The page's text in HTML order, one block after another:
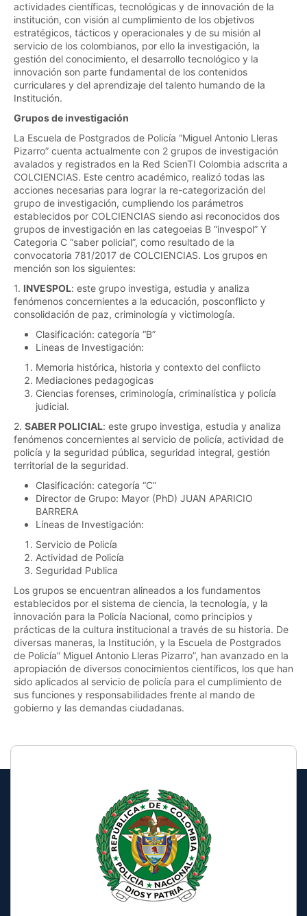
actividades científicas, tecnológicas y de innovación de la
institución, con visión al cumplimiento de los objetivos
estratégicos, tácticos y operacionales y de su misión al
servicio de los colombianos, por ello la investigación, la
gestión del conocimiento, el desarrollo tecnológico y la
innovación son parte fundamental de los contenidos
curriculares y del aprendizaje del talento humando de la
Institución.
Grupos de investigación
La Escuela de Postgrados de Policía “Miguel Antonio Lleras
Pizarro” cuenta actualmente con 2 grupos de investigación
avalados y registrados en la Red ScienTI Colombia adscrita a
COLCIENCIAS. Este centro académico, realizó todas las
acciones necesarias para lograr la re-categorización del
grupo de investigación, cumpliendo los parámetros
establecidos por COLCIENCIAS siendo asi reconocidos dos
grupos de investigación en las categoeias B “invespol” Y
Categoria C “saber policial”, como resultado de la
convocatoria 781/2017 de COLCIENCIAS. Los grupos en
mención son los siguientes:
1. INVESPOL: este grupo investiga, estudia y analiza
fenómenos concernientes a la educación, posconflicto y
consolidación de paz, criminología y victimología.
Clasificación: categoría “B”
Lineas de Investigación:
Memoria histórica, historia y contexto del conflicto
Mediaciones pedagogicas
Ciencias forenses, criminología, criminalística y policía
judicial.
2. SABER POLICIAL: este grupo investiga, estudia y analiza
fenómenos concernientes al servicio de policía, actividad de
policía y la seguridad pública, seguridad integral, gestión
territorial de la seguridad.
Clasificación: categoría “C”
Director de Grupo: Mayor (PhD) JUAN APARICIO
BARRERA
Líneas de Investigación:
Servicio de Policía
Actividad de Policía
Seguridad Publica
Los grupos se encuentran alineados a los fundamentos
establecidos por el sistema de ciencia, la tecnología, y la
innovación para la Policía Nacional, como principios y
prácticas de la cultura institucional a través de su historia. De
diversas maneras, la Institución, y la Escuela de Postgrados
de Policía” Miguel Antonio Lleras Pizarro”, han avanzado en la
apropiación de diversos conocimientos científicos, los que han
sido aplicados al servicio de policía para el cumplimiento de
sus funciones y responsabilidades frente al mando de
gobierno y las demandas ciudadanas.